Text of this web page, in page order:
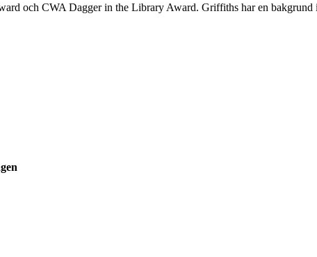
och CWA Dagger in the Library Award. Griffiths har en bakgrund